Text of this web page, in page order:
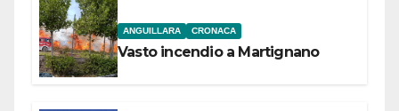
ANGUILLARA CRONACA
Vasto incendio a Martignano